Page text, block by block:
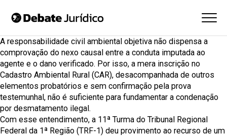
A responsabilidade civil ambiental objetiva não dispensa a
comprovação do nexo causal entre a conduta imputada ao
agente e o dano verificado. Por isso, a mera inscrição no
Cadastro Ambiental Rural (CAR), desacompanhada de outros
elementos probatórios e sem confirmação pela prova
testemunhal, não é suficiente para fundamentar a condenação
por desmatamento ilegal.
Com esse entendimento, a 11ª Turma do Tribunal Regional
Federal da 1ª Região (TRF-1) deu provimento ao recurso de um